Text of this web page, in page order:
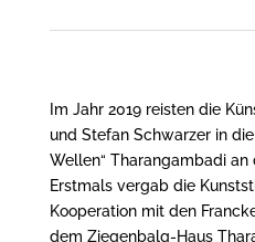
Im Jahr 2019 reisten die
und Stefan Schwarzer in
Wellen“ Tharangambadi an
Erstmals vergab die
Kooperation mit den
dem Ziegenbalg-Haus